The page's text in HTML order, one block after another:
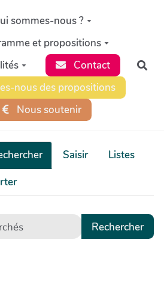
sommes-nous ?
et propositions
Contact
nous des propositions
Nous soutenir
Saisir
Listes